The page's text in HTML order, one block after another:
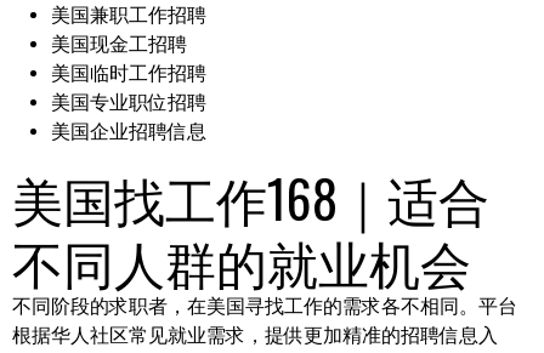
美国兼职工作招聘
美国现金工招聘
美国临时工作招聘
美国专业职位招聘
美国企业招聘信息
美国找工作168｜适合
不同人群的就业机会
不同阶段的求职者，在美国寻找工作的需求各不相同。平台
根据华人社区常见就业需求，提供更加精准的招聘信息入